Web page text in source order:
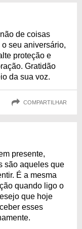
de coisas
seu aniversário,
proteção e
Gratidão
da sua voz.
COMPARTILHAR
presente,
são aqueles que
É a mesma
quando ligo o
que hoje
esses